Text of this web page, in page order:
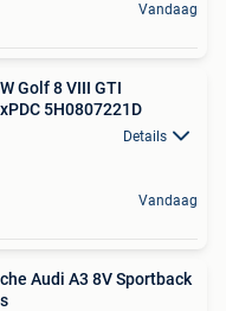
Vandaag
Golf 8 VIII GTI
5H0807221D
Details
Vandaag
Audi A3 8V Sportback